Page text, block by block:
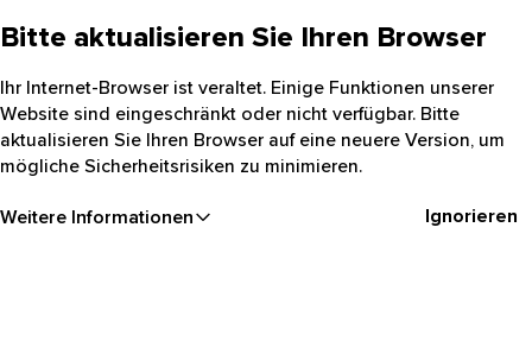
Bitte aktualisieren Sie Ihren Browser
Ihr Internet-Browser ist veraltet. Einige Funktionen unserer
Website sind eingeschränkt oder nicht verfügbar. Bitte
aktualisieren Sie Ihren Browser auf eine neuere Version, um
mögliche Sicherheitsrisiken zu minimieren.
Weitere Informationen Ignorieren